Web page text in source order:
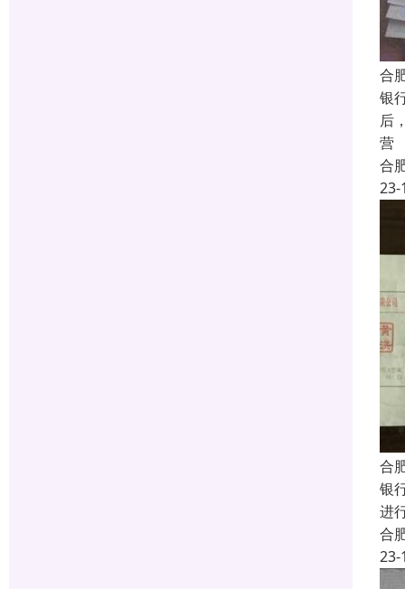
合
银
后
营
合
23-
合
银
进
合
23-